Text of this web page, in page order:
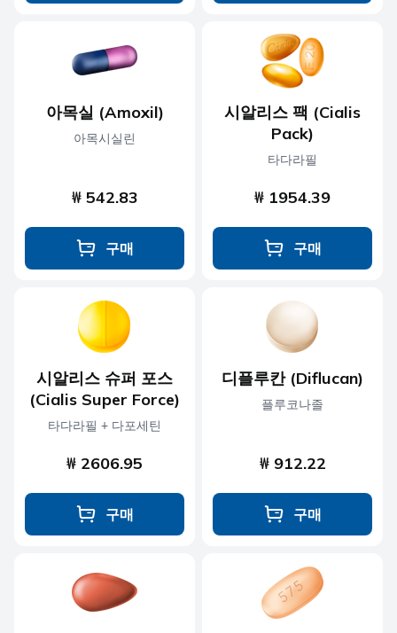
아목실 (Amoxil)
아목시실린
₩ 542.83
구매
시알리스 팩 (Cialis
Pack)
타다라필
₩ 1954.39
구매
시알리스 슈퍼 포스
(Cialis Super Force)
타다라필 + 다포세틴
₩ 2606.95
구매
디플루칸 (Diflucan)
플루코나졸
₩ 912.22
구매